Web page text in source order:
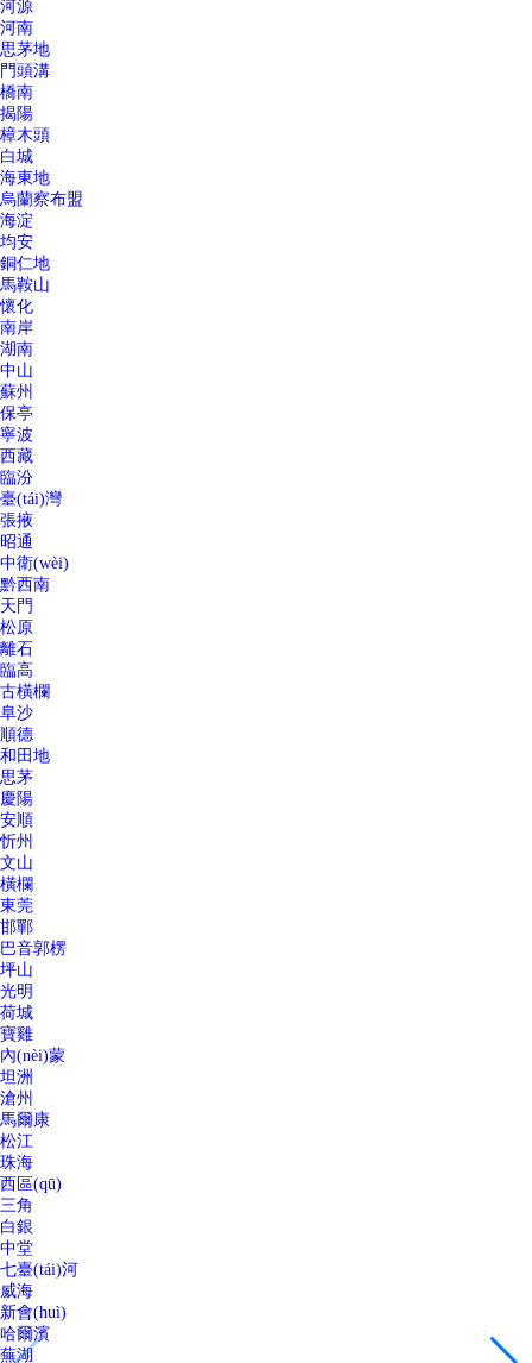
河源
河南
思茅地
門頭溝
橋南
揭陽
樟木頭
白城
海東地
烏蘭察布盟
海淀
均安
銅仁地
馬鞍山
懷化
南岸
湖南
中山
蘇州
保亭
寧波
西藏
臨汾
臺(tái)灣
張掖
昭通
中衛(wèi)
黔西南
天門
松原
離石
臨高
古橫欄
阜沙
順德
和田地
思茅
慶陽
安順
忻州
文山
橫欄
東莞
邯鄲
巴音郭楞
坪山
光明
荷城
寶雞
內(nèi)蒙
坦洲
滄州
馬爾康
松江
珠海
西區(qū)
三角
白銀
中堂
七臺(tái)河
威海
新會(huì)
哈爾濱
蕪湖